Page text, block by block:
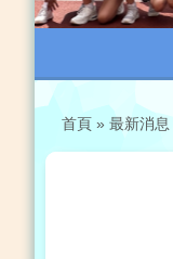
首頁 » 最新消息